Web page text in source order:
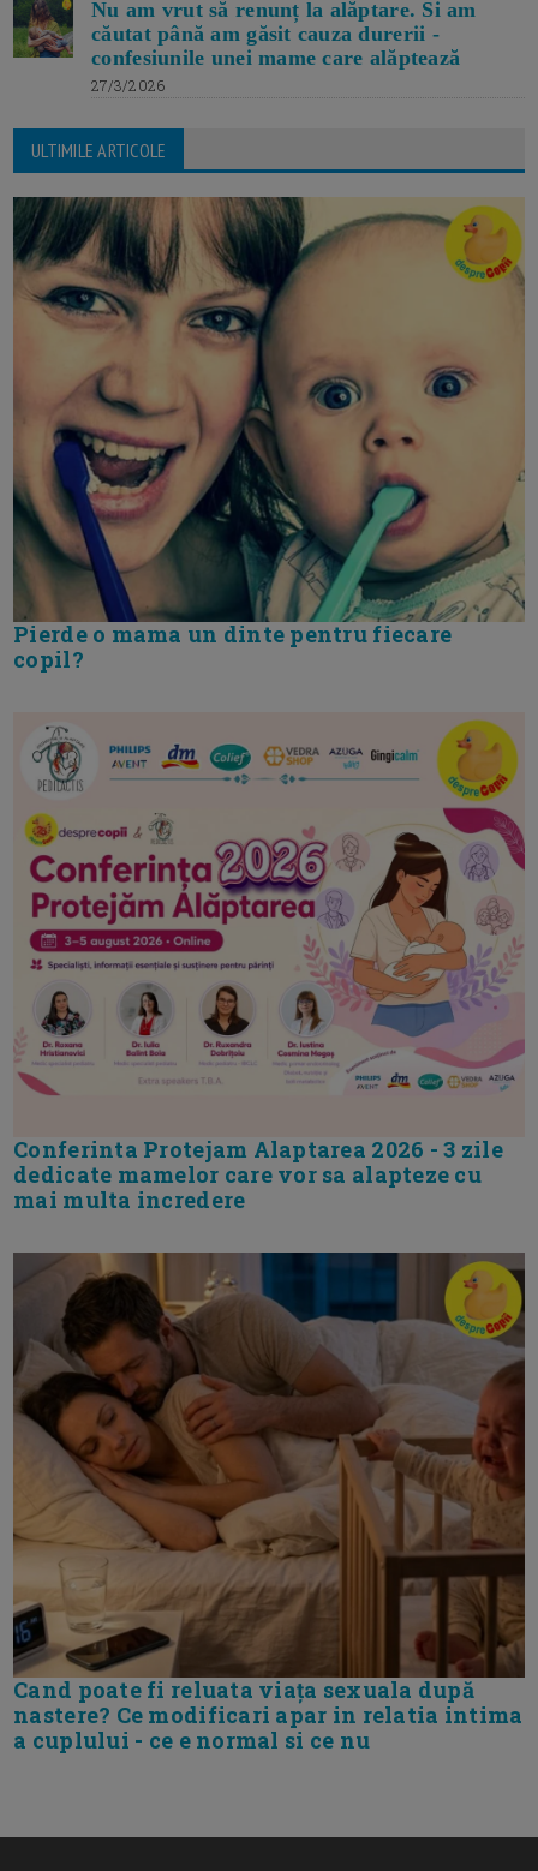
Nu am vrut să renunț la alăptare. Si am
căutat până am găsit cauza durerii -
confesiunile unei mame care alăptează
27/3/2026
ULTIMILE ARTICOLE
Pierde o mama un dinte pentru fiecare
copil?
Conferinta Protejam Alaptarea 2026 - 3 zile
dedicate mamelor care vor sa alapteze cu
mai multa incredere
Cand poate fi reluata viața sexuala după
nastere? Ce modificari apar in relatia intima
a cuplului - ce e normal si ce nu